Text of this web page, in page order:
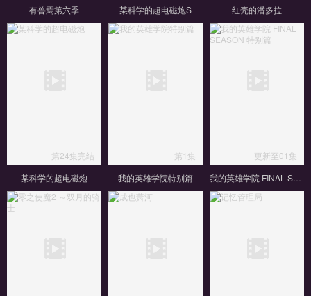
有兽焉第六季
某科学的超电磁炮S
红壳的潘多拉
第24集完结
某科学的超电磁炮
第1集
我的英雄学院特别篇
更新至01集
我的英雄学院 FINAL SEASON 特别篇